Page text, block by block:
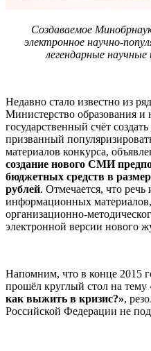
Создаваемое
электронное научно-
легендарные
Недавно стало известно из
Министерство образования и
государственный счёт
призванный
материалов конкурса,
создание нового СМИ
бюджетных средств в
рублей. Отмечается, что
информационных
организационно-
электронной версии нового
Напомним, что в конце 2015
прошёл круглый стол на тему
как выжить в кризис?»,
Российской Федерации не